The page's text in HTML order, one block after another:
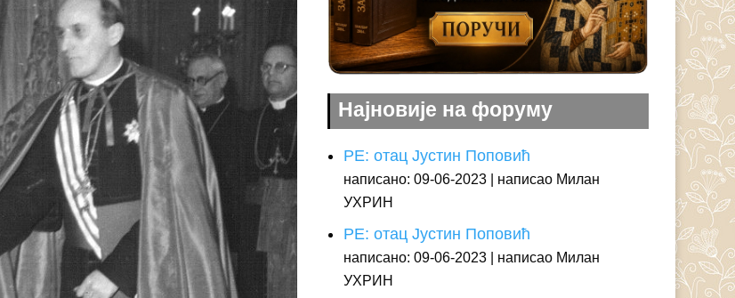
Најновије на форуму
РЕ: отац Јустин Поповић
написано: 09-06-2023
написао Милан
УХРИН
РЕ: отац Јустин Поповић
написано: 09-06-2023
написао Милан
УХРИН